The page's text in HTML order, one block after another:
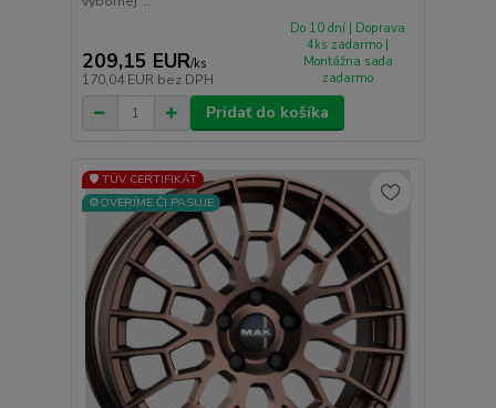
209,15 EUR/ks
170,04 EUR bez DPH
Do 10 dní | Doprava
4ks zadarmo |
Montážna sada
zadarmo
Pridať do košíka
🛡️ TÜV CERTIFIKÁT
⚙️OVERÍME ČI PASUJE